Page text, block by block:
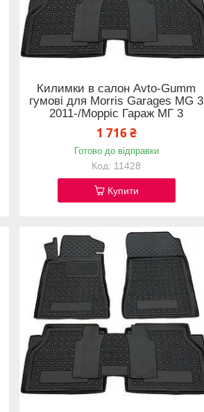
Килимки в салон Avto-Gumm
гумові для Morris Garages MG 3
2011-/Морріс Гараж МГ 3
1 716 ₴
Готово до відправки
11428
Купити